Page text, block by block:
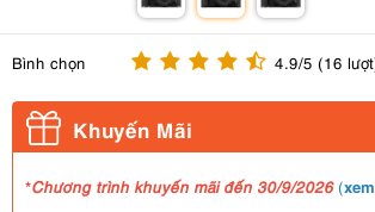
Bình chọn 4.9/5 (16
Khuyến Mãi
*Chương trình khuyến mãi đến 30/9/2026 (